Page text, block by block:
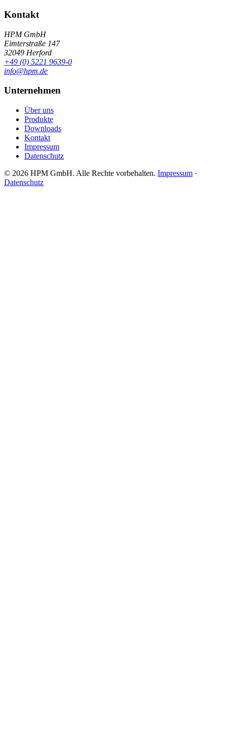
Kontakt
HPM GmbH
Eimterstraße 147
32049 Herford
+49 (0) 5221 9639-0
info@hpm.de
Unternehmen
Über uns
Produkte
Downloads
Kontakt
Impressum
Datenschutz
© 2026 HPM GmbH. Alle Rechte vorbehalten. Impressum ·
Datenschutz